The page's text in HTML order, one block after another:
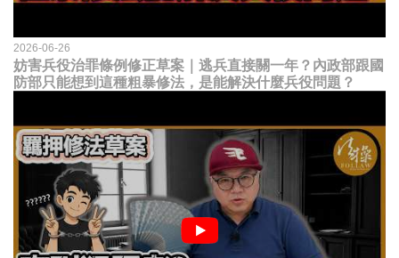
2026-06-26
妨害兵役治罪條例修正草案｜逃兵直接關一年？內政部跟國
防部只能想到這種粗暴修法，是能解決什麼兵役問題？